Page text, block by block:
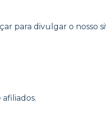
para divulgar o nosso